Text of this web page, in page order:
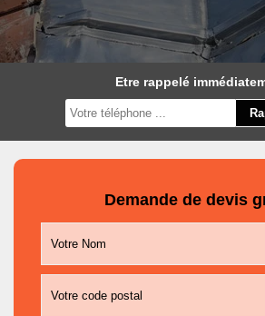
Etre rappelé
Demande de devis